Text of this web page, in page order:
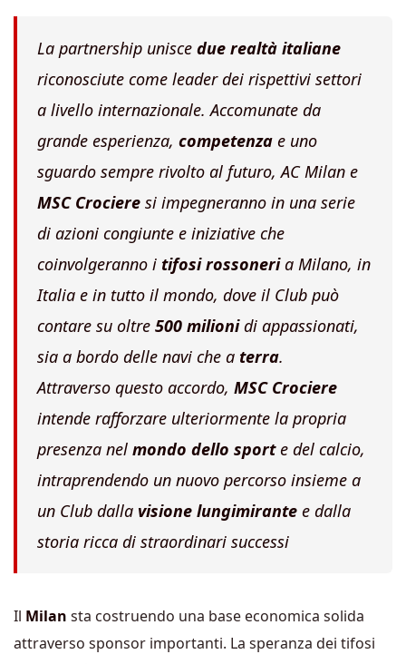
La partnership unisce due realtà italiane
riconosciute come leader dei rispettivi settori
a livello internazionale. Accomunate da
grande esperienza, competenza e uno
sguardo sempre rivolto al futuro, AC Milan e
MSC Crociere si impegneranno in una serie
di azioni congiunte e iniziative che
coinvolgeranno i tifosi rossoneria Milano, in
Italia e in tutto il mondo, dove il Club può
contare su oltre 500 milionidi appassionati,
sia a bordo delle navi che a terra.
Attraverso questo accordo, MSC Crociere
intende rafforzare ulteriormente la propria
presenza nel mondo dello sporte del calcio,
intraprendendo un nuovo percorso insieme a
un Club dalla visione lungimirante e dalla
storia ricca di straordinari successi
Il Milan sta costruendo una base economica solida
attraverso sponsor importanti. La speranza dei tifosi